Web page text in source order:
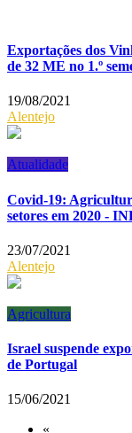
Exportações dos
de 32 ME no 1.º
19/08/2021
Alentejo
Atualidade
Covid-19:
setores em 2020 -
23/07/2021
Alentejo
Agricultura
Israel suspende
de Portugal
15/06/2021
«